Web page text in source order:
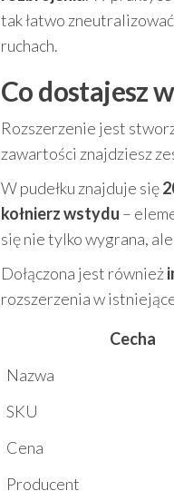
tak łatwo
ruchach.
Co dostajesz
Rozszerzenie jest
zawartości znajdziesz
W pudełku znajduje się
kołnierz wstydu –
się nie tylko wygrana,
Dołączona jest również
rozszerzenia w
Cecha
Nazwa
SKU
Cena
Producent